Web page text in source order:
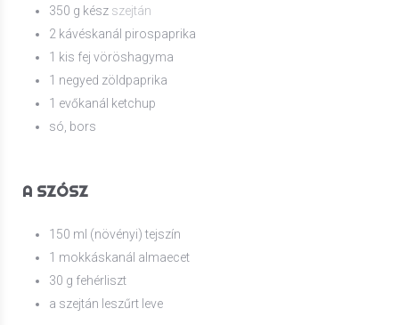
350 g kész szejtán
2 kávéskanál pirospaprika
1 kis fej vöröshagyma
1 negyed zöldpaprika
1 evőkanál ketchup
só, bors
A SZÓSZ
150 ml (növényi) tejszín
1 mokkáskanál almaecet
30 g fehérliszt
a szejtán leszűrt leve